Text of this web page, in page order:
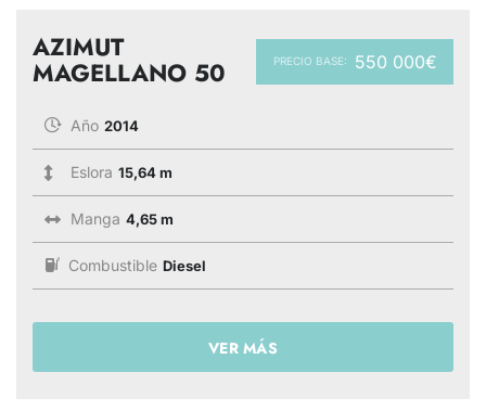
PRECIO BASE: 550 000€
AZIMUT
MAGELLANO 50
Año 2014
Eslora 15,64 m
Manga 4,65 m
Combustible Diesel
VER MÁS